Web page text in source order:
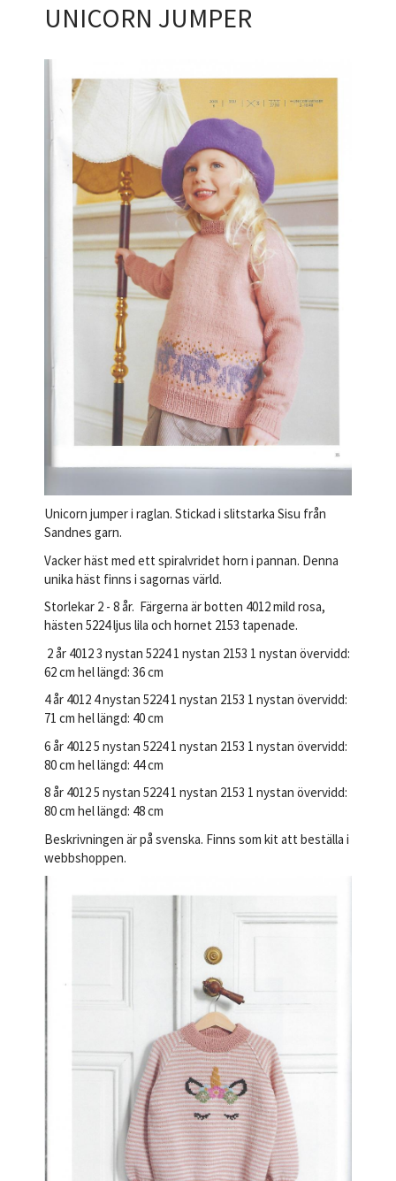
UNICORN JUMPER
Unicorn jumper i raglan. Stickad i slitstarka Sisu från
Sandnes garn.
Vacker häst med ett spiralvridet horn i pannan. Denna
unika häst finns i sagornas värld.
Storlekar 2 - 8 år. Färgerna är botten 4012 mild rosa,
hästen 5224 ljus lila och hornet 2153 tapenade.
2 år 4012 3 nystan 5224 1 nystan 2153 1 nystan övervidd:
62 cm hel längd: 36 cm
4 år 4012 4 nystan 5224 1 nystan 2153 1 nystan övervidd:
71 cm hel längd: 40 cm
6 år 4012 5 nystan 5224 1 nystan 2153 1 nystan övervidd:
80 cm hel längd: 44 cm
8 år 4012 5 nystan 5224 1 nystan 2153 1 nystan övervidd:
80 cm hel längd: 48 cm
Beskrivningen är på svenska. Finns som kit att beställa i
webbshoppen.